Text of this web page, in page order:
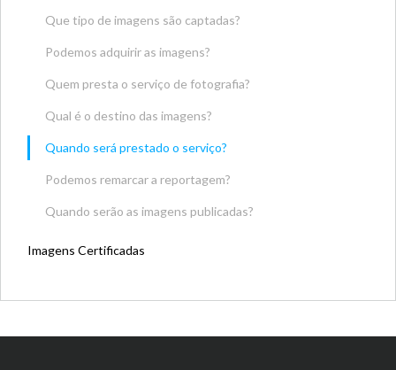
Que tipo de imagens são captadas?
Podemos adquirir as imagens?
Quem presta o serviço de fotografia?
Qual é o destino das imagens?
Quando será prestado o serviço?
Podemos remarcar a reportagem?
Quando serão as imagens publicadas?
Imagens Certificadas